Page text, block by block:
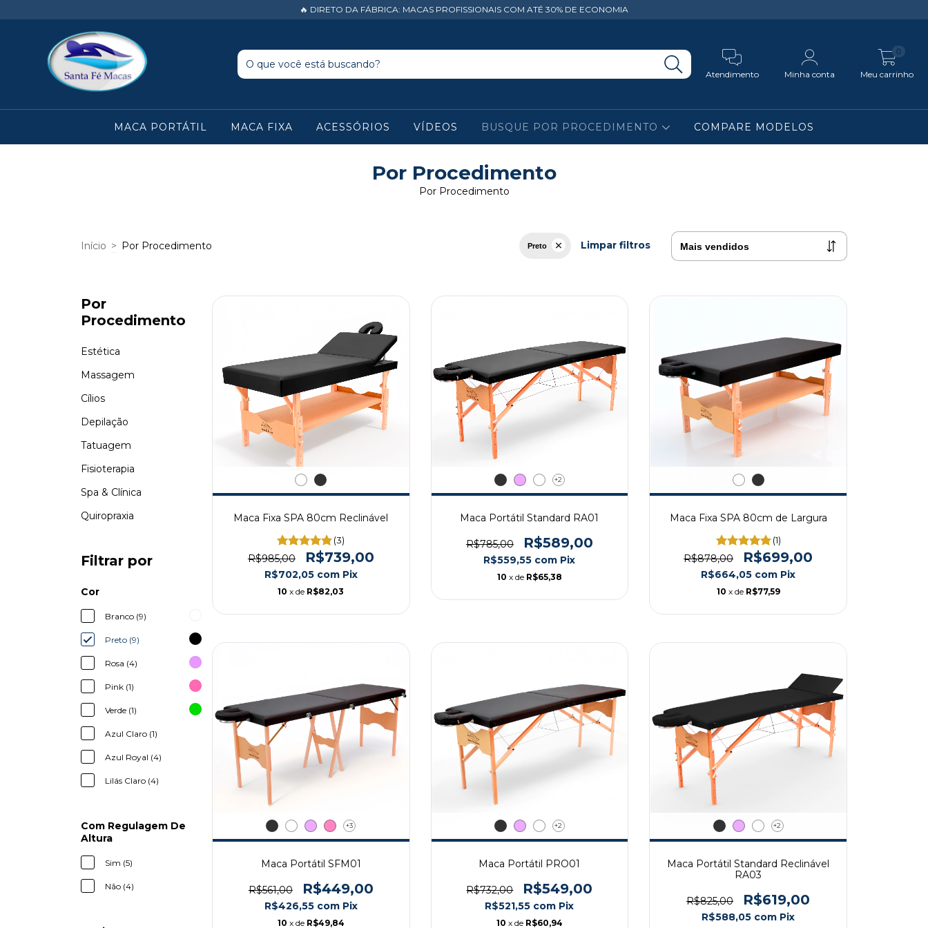
🔥 DIRETO DA FÁBRICA: MACAS PROFISSIONAIS COM ATÉ 30% DE ECONOMIA
Atendimento Minha conta Meu carrinho
0
MACA PORTÁTIL MACA FIXA ACESSÓRIOS VÍDEOS BUSQUE POR PROCEDIMENTO COMPARE MODELOS
Por Procedimento
Por Procedimento
Início > Por Procedimento Preto Limpar filtros
Por
Procedimento
Estética
Massagem
Cílios
Depilação
Tatuagem
Fisioterapia
Spa & Clínica
Quiropraxia
Filtrar por
Cor
Branco (9)
Preto (9)
Rosa (4)
Pink (1)
Verde (1)
Azul Claro (1)
Azul Royal (4)
Lilás Claro (4)
Com Regulagem De
Altura
Sim (5)
Não (4)
Maca Fixa SPA 80cm Reclinável
(3)
R$985,00 R$739,00
R$702,05 com Pix
10 x de R$82,03
+2
Maca Portátil Standard RA01
R$785,00 R$589,00
R$559,55 com Pix
10 x de R$65,38
Maca Fixa SPA 80cm de Largura
(1)
R$878,00 R$699,00
R$664,05 com Pix
10 x de R$77,59
+3
Maca Portátil SFM01
R$561,00 R$449,00
R$426,55 com Pix
10 x de R$49,84
+2
Maca Portátil PRO01
R$732,00 R$549,00
R$521,55 com Pix
10 x de R$60,94
+2
Maca Portátil Standard Reclinável
RA03
R$825,00 R$619,00
R$588,05 com Pix